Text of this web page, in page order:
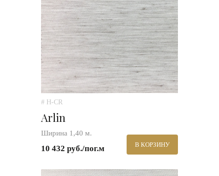
# H-CR
Arlin
Ширина 1,40 м.
10 432 руб./пог.м В КОРЗИНУ